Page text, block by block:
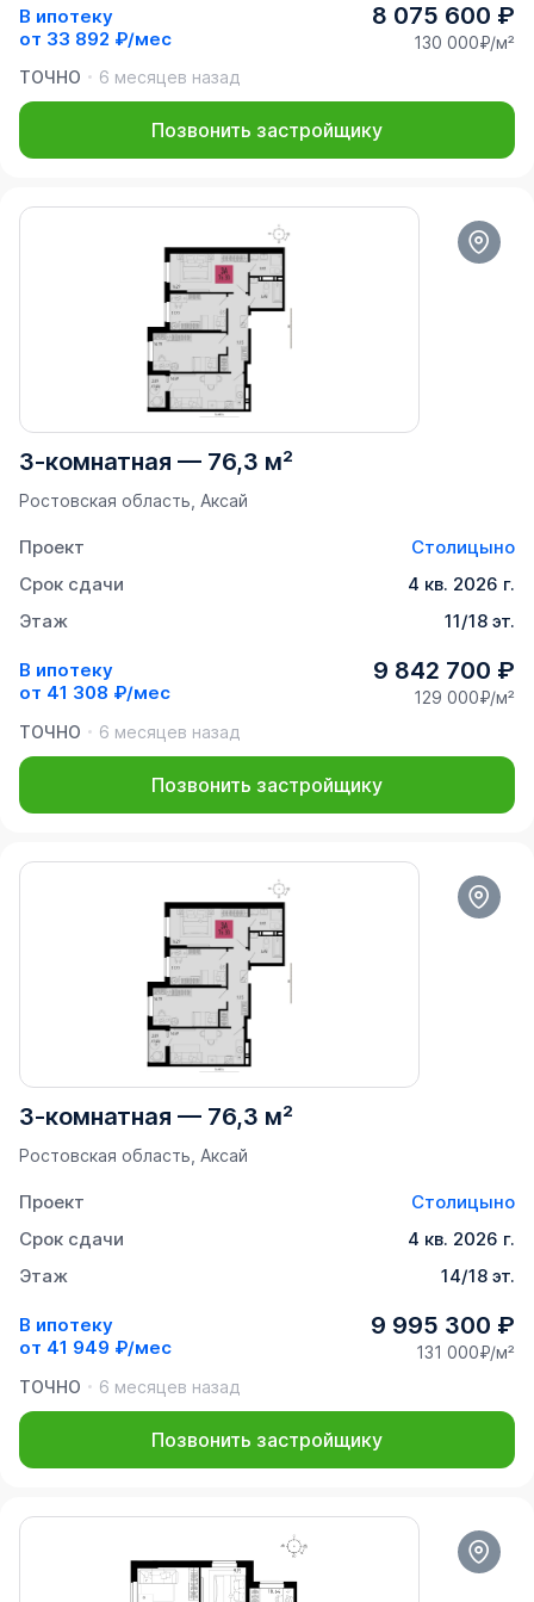
В ипотеку
от 33 892 ₽/мес
8 075 600 ₽
130 000₽/м²
ТОЧНО
6 месяцев назад
Позвонить застройщику
3-комнатная — 76,3 м²
Ростовская область, Аксай
Проект
Столицыно
Срок сдачи
4 кв. 2026 г.
Этаж
11/18 эт.
В ипотеку
от 41 308 ₽/мес
9 842 700 ₽
129 000₽/м²
ТОЧНО
6 месяцев назад
Позвонить застройщику
3-комнатная — 76,3 м²
Ростовская область, Аксай
Проект
Столицыно
Срок сдачи
4 кв. 2026 г.
Этаж
14/18 эт.
В ипотеку
от 41 949 ₽/мес
9 995 300 ₽
131 000₽/м²
ТОЧНО
6 месяцев назад
Позвонить застройщику